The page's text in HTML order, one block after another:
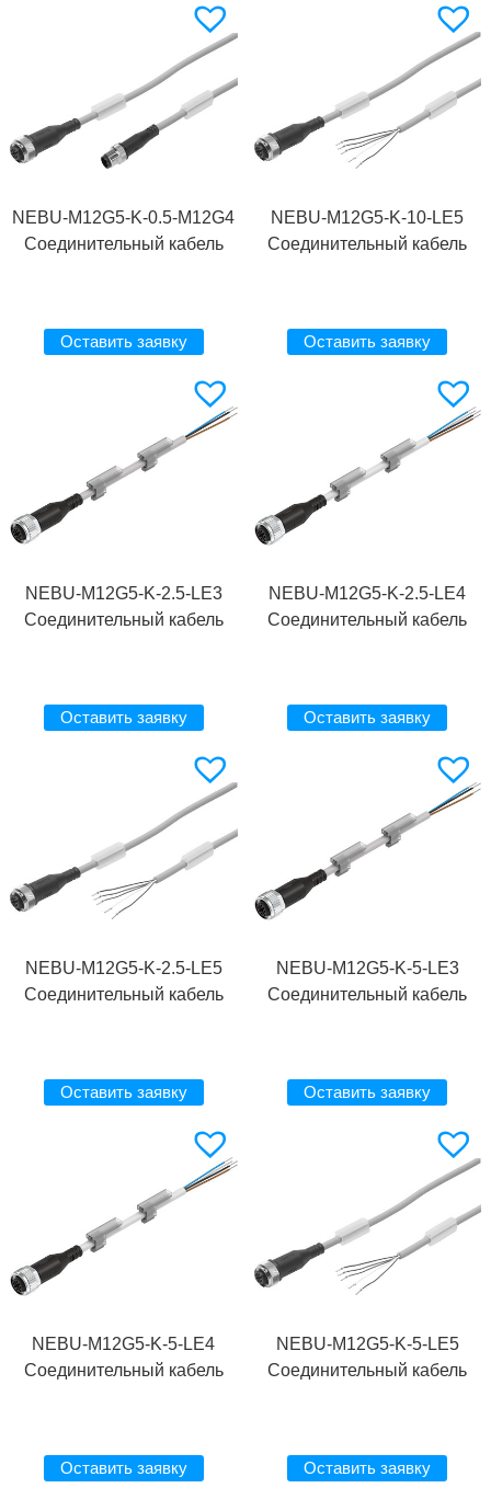
NEBU-M12G5-K-0.5-M12G4
Соединительный кабель
Оставить заявку
NEBU-M12G5-K-10-LE5
Соединительный кабель
Оставить заявку
NEBU-M12G5-K-2.5-LE3
Соединительный кабель
Оставить заявку
NEBU-M12G5-K-2.5-LE4
Соединительный кабель
Оставить заявку
NEBU-M12G5-K-2.5-LE5
Соединительный кабель
Оставить заявку
NEBU-M12G5-K-5-LE3
Соединительный кабель
Оставить заявку
NEBU-M12G5-K-5-LE4
Соединительный кабель
Оставить заявку
NEBU-M12G5-K-5-LE5
Соединительный кабель
Оставить заявку